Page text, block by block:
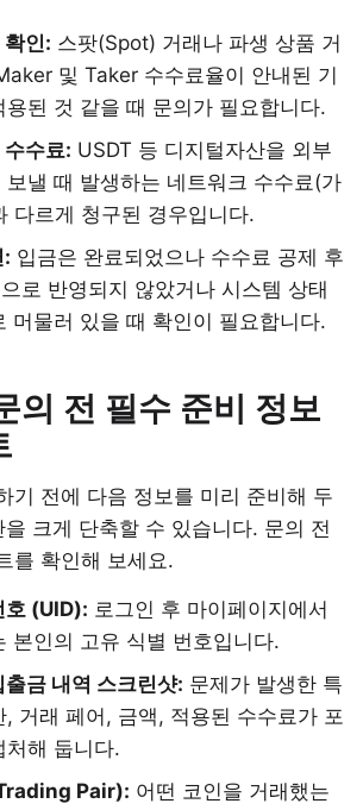
확인: 스팟(Spot) 거래나 파생 상품 거
및 Taker 수수료율이 안내된 기
용된 것 같을 때 문의가 필요합니다.
수료: USDT 등 디지털자산을 외부
보낼 때 발생하는 네트워크 수수료(가
다르게 청구된 경우입니다.
: 입금은 완료되었으나 수수료 공제 후
로 반영되지 않았거나 시스템 상태
머물러 있을 때 확인이 필요합니다.
의 전 필수 준비 정보
기 전에 다음 정보를 미리 준비해 두
크게 단축할 수 있습니다. 문의 전
를 확인해 보세요.
호 (UID): 로그인 후 마이페이지에서
본인의 고유 식별 번호입니다.
출금 내역 스크린샷: 문제가 발생한 특
, 거래 페어, 금액, 적용된 수수료가 포
처해 둡니다.
Pair): 어떤 코인을 거래했는